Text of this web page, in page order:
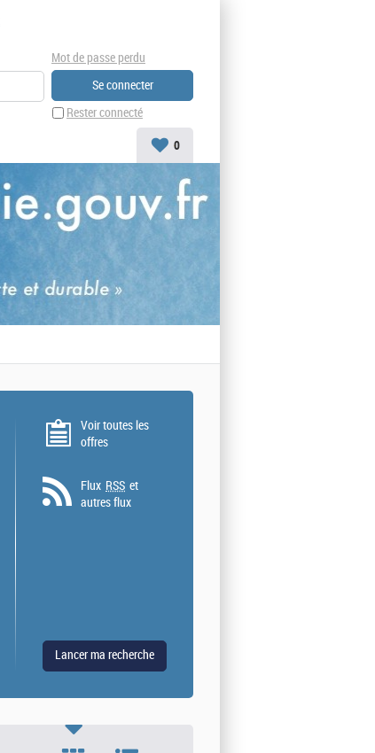
Rester connecté
Mot de passe perdu
0
Voir toutes les
offres
Flux RSS et
autres flux